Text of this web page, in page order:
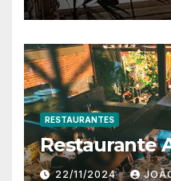
RESTAURANTES
Restaurante
22/11/2024